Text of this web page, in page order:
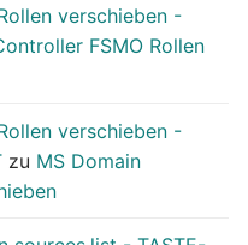
verschieben -
FSMO Rollen
verschieben -
zu MS Domain